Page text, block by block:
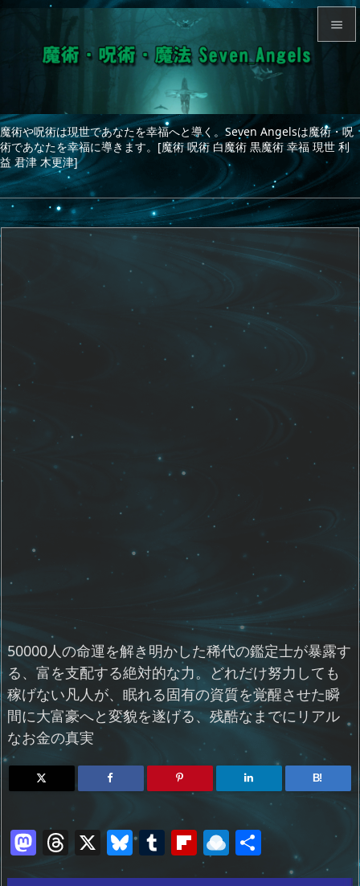
魔術や呪術は現世であなたを幸福へと導く。Seven Angelsは魔術・呪
術であなたを幸福に導きます。[魔術 呪術 白魔術 黒魔術 幸福 現世 利
益 君津 木更津]

サイド


次へ

50000人の命運を解き明かした稀代の鑑定士が暴露す
る、富を支配する絶対的な力。どれだけ努力しても
稼げない凡人が、眠れる固有の資質を覚醒させた瞬
間に大富豪へと変貌を遂げる、残酷なまでにリアル
なお金の真実
B!
M T X Bl T Fl
ip
R 共
有